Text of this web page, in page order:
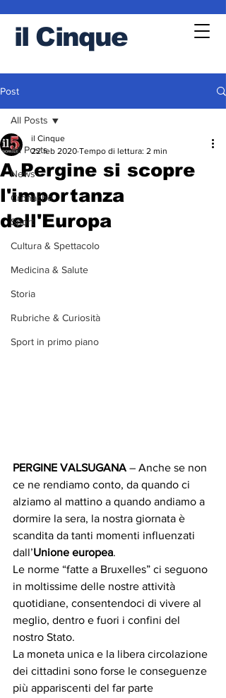
il Cinque
Post
All Posts
News
Cronache
Sport
Cultura & Spettacolo
Medicina & Salute
Storia
Rubriche & Curiosità
Sport in primo piano
All Posts
A Pergine si scopre
l'importanza
dell'Europa
il Cinque
22 feb 2020 Tempo di lettura: 2 min
PERGINE VALSUGANA – Anche se non
ce ne rendiamo conto, da quando ci
alziamo al mattino a quando andiamo a
dormire la sera, la nostra giornata è
scandita da tanti momenti influenzati
dall’Unione europea.
Le norme “fatte a Bruxelles” ci seguono
in moltissime delle nostre attività
quotidiane, consentendoci di vivere al
meglio, dentro e fuori i confini del
nostro Stato.
La moneta unica e la libera circolazione
dei cittadini sono forse le conseguenze
più appariscenti del far parte